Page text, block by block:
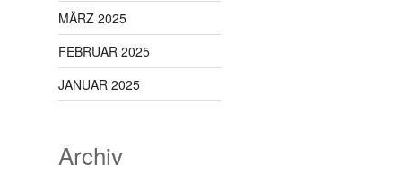
MÄRZ 2025
FEBRUAR 2025
JANUAR 2025
Archiv